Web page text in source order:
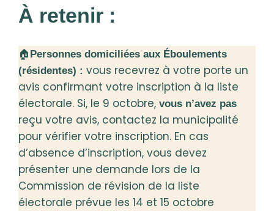
À retenir :
🏠 Personnes domiciliées aux Éboulements
(résidentes) : vous recevrez à votre porte un
avis confirmant votre inscription à la liste
électorale. Si, le 9 octobre, vous n’avez pas
reçu votre avis, contactez la municipalité
pour vérifier votre inscription. En cas
d’absence d’inscription, vous devez
présenter une demande lors de la
Commission de révision de la liste
électorale prévue les 14 et 15 octobre